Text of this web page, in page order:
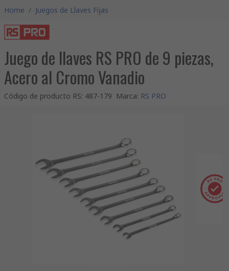
Home / Juegos de Llaves Fijas
Juego de llaves RS PRO de 9 piezas,
Acero al Cromo Vanadio
Código de producto RS: 487-179 Marca: RS PRO